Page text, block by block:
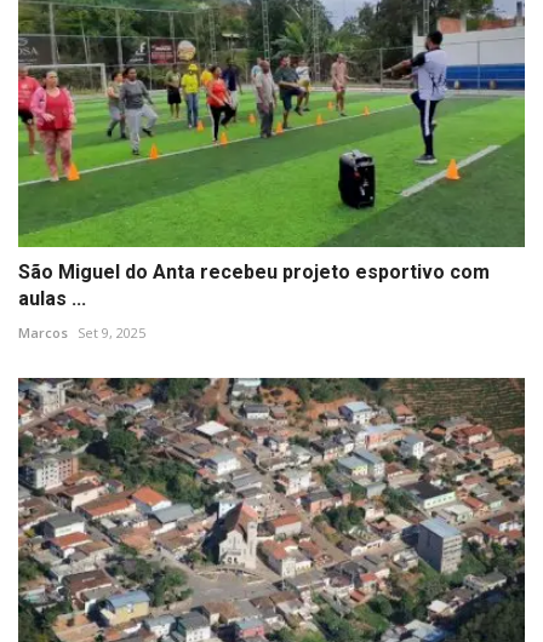
São Miguel do Anta recebeu projeto esportivo com
aulas ...
Marcos Set 9, 2025